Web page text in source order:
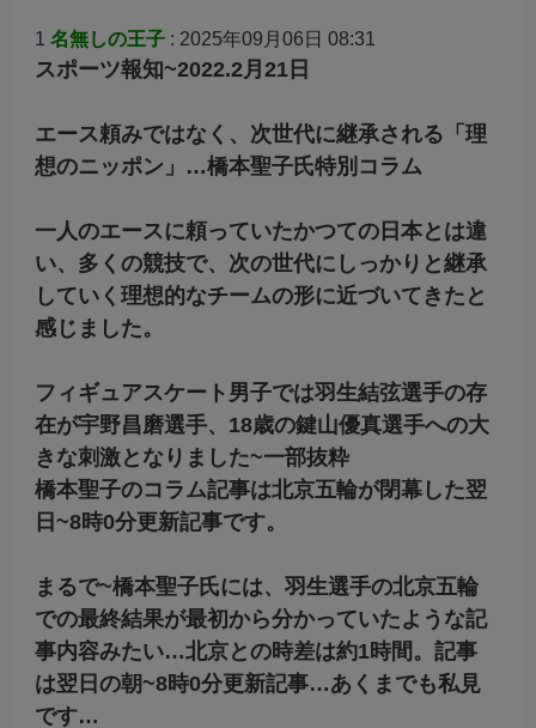
1 名無しの王子: 2025年09月06日 08:31
スポーツ報知~2022.2月21日
エース頼みではなく、次世代に継承される「理
想のニッポン」…橋本聖子氏特別コラム
一人のエースに頼っていたかつての日本とは違
い、多くの競技で、次の世代にしっかりと継承
していく理想的なチームの形に近づいてきたと
感じました。
フィギュアスケート男子では羽生結弦選手の存
在が宇野昌磨選手、18歳の鍵山優真選手への大
きな刺激となりました~一部抜粋
橋本聖子のコラム記事は北京五輪が閉幕した翌
日~8時0分更新記事です。
まるで~橋本聖子氏には、羽生選手の北京五輪
での最終結果が最初から分かっていたような記
事内容みたい…北京との時差は約1時間。記事
は翌日の朝~8時0分更新記事…あくまでも私見
です…